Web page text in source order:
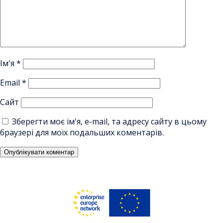
Ім'я *
Email *
Сайт
Зберегти моє ім'я, e-mail, та адресу сайту в цьому
браузері для моїх подальших коментарів.